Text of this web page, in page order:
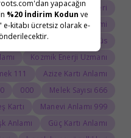
yapacağın
%20 İndirim Kodun ve
e-kitabı ücretsiz olarak e-
ThetaHealing semineri
Jean Adrienne Arınma Sistemi
Doğum haritasında Uranüs
Kozmik Enerji Uzmanı
Azize Kartı Anlamı
111 Görmek
666 Melek Sayısı
000
999 Manevi Anlamı
Kartı
Güç Kartı Anlamı
Anlamı